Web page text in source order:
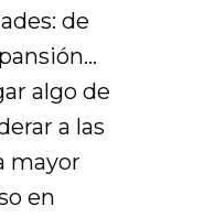
de
algo de
a las
mayor
en